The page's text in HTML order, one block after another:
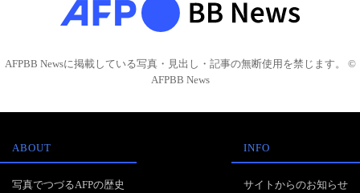
AFPBB Newsに掲載している写真・見出し・記事の無断使用を禁じます。 ©
AFPBB News
ABOUT
写真でつづるAFPの歴史
INFO
サイトからのお知らせ